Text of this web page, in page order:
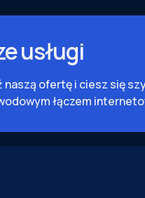
usługi
naszą ofertę i ciesz się
łączem